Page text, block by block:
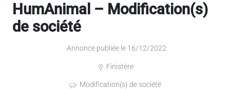
HumAnimal – Modification(s)
de société
Annonce publiée le 16/12/2022
Finistère
Modification(s) de société